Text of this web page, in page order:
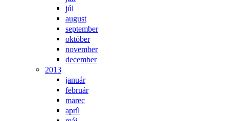
júl
august
september
október
november
december
2013
január
február
marec
apríl